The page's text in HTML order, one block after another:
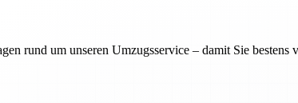
rund um unseren Umzugsservice – damit Sie bestens